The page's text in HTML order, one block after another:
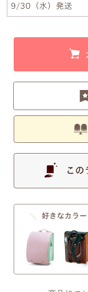
9/30（水）発送
この
小文字のg、y、j
●写真の色は実物
承ください。